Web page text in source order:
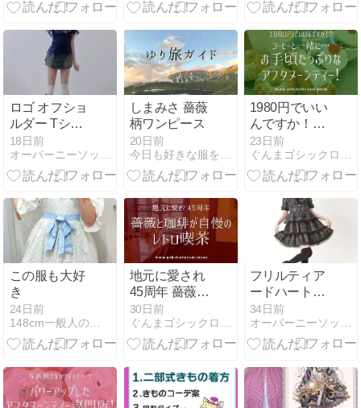
服の絵描き歌
ロゴ オフショ
ルダー Tシャ
ツ｜ニーハイ
ソックスと相
性抜群の
ャル・サブカ
ルストリート
コーデ
18日前
しまみさ 薔薇
柄ワンピース
20日前
1980円でいい
んですか！？
たっぷりお手
頃アフタヌー
ンティー
23日前
この服も大好
き
24日前
148cm一般人のコーディネートブログ
地元に愛され
45周年 薔薇に
囲まれるレト
ロ喫茶
30日前
フリルティア
ードハートア
イドルワンピ
ース｜ニーハ
イソックスで
型アイドルコ
ーデ
34日前